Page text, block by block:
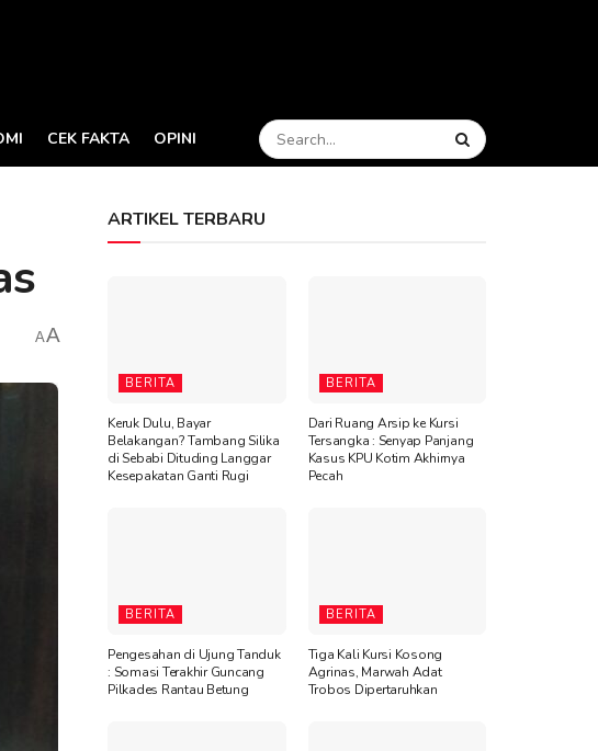
CEK FAKTA OPINI
AA
ARTIKEL TERBARU
BERITA
Keruk Dulu, Bayar
Belakangan? Tambang Silika
di Sebabi Dituding Langgar
Kesepakatan Ganti Rugi
BERITA
Dari Ruang Arsip ke Kursi
Tersangka : Senyap Panjang
Kasus KPU Kotim Akhirnya
Pecah
BERITA
Pengesahan di Ujung Tanduk
: Somasi Terakhir Guncang
Pilkades Rantau Betung
BERITA
Tiga Kali Kursi Kosong
Agrinas, Marwah Adat
Trobos Dipertaruhkan